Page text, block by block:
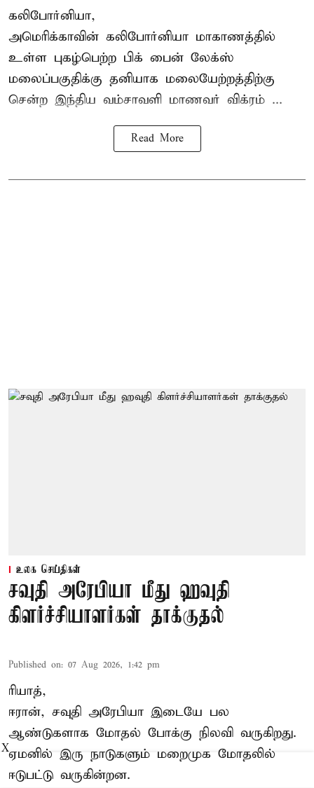
கலிபோர்னியா,
அமெரிக்காவின் கலிபோர்னியா மாகாணத்தில்
உள்ள புகழ்பெற்ற பிக் பைன் லேக்ஸ்
மலைப்பகுதிக்கு தனியாக மலையேற்றத்திற்கு
சென்ற இந்திய வம்சாவளி மாணவர் விக்ரம் ...
Read More
உலக செய்திகள்
சவுதி அரேபியா மீது ஹவுதி
கிளர்ச்சியாளர்கள் தாக்குதல்
Published on: 07 Aug 2026, 1:42 pm
ரியாத்,
ஈரான், சவுதி அரேபியா இடையே பல
ஆண்டுகளாக மோதல் போக்கு நிலவி வருகிறது.
ஏமனில் இரு நாடுகளும் மறைமுக மோதலில்
ஈடுபட்டு வருகின்றன.
X